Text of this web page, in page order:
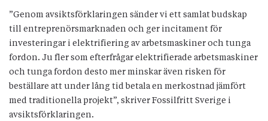
”Genom avsiktsförklaringen sänder vi ett samlat budskap
till entreprenörsmarknaden och ger incitament för
investeringar i elektrifiering av arbetsmaskiner och tunga
fordon. Ju fler som efterfrågar elektrifierade arbetsmaskiner
och tunga fordon desto mer minskar även risken för
beställare att under lång tid betala en merkostnad jämfört
med traditionella projekt”, skriver Fossilfritt Sverige i
avsiktsförklaringen.